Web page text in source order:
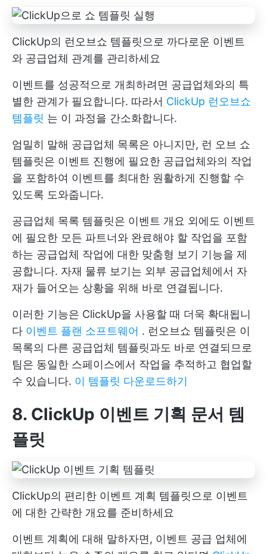
ClickUp의 런오브쇼 템플릿으로 까다로운 이벤트
와 공급업체 관계를 관리하세요
이벤트를 성공적으로 개최하려면 공급업체와의 특
별한 관계가 필요합니다. 따라서 ClickUp 런오브쇼
템플릿 는 이 과정을 간소화합니다.
엄밀히 말해 공급업체 목록은 아니지만, 런 오브 쇼
템플릿은 이벤트 진행에 필요한 공급업체와의 작업
을 포함하여 이벤트를 최대한 원활하게 진행할 수
있도록 도와줍니다.
공급업체 목록 템플릿은 이벤트 개요 외에도 이벤트
에 필요한 모든 파트너와 완료해야 할 작업을 포함
하는 공급업체 작업에 대한 맞춤형 보기 기능을 제
공합니다. 자재 물류 보기는 외부 공급업체에서 자
재가 들어오는 상황을 위해 바로 연결됩니다.
이러한 기능은 ClickUp을 사용할 때 더욱 확대됩니
다 이벤트 플랜 소프트웨어 . 런오브쇼 템플릿은 이
목록의 다른 공급업체 템플릿과도 바로 연결되므로
팀은 동일한 스페이스에서 작업을 추적하고 협업할
수 있습니다. 이 템플릿 다운로드하기
8. ClickUp 이벤트 기획 문서 템
플릿
ClickUp의 편리한 이벤트 계획 템플릿으로 이벤트
에 대한 간략한 개요를 준비하세요
이벤트 계획에 대해 말하자면, 이벤트 공급 업체에